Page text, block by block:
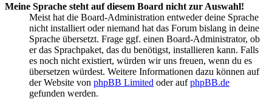
Meine Sprache steht auf diesem Board nicht zur Auswahl!
Meist hat die Board-Administration entweder deine Sprache
nicht installiert oder niemand hat das Forum bislang in deine
Sprache übersetzt. Frage ggf. einen Board-Administrator, ob
er das Sprachpaket, das du benötigst, installieren kann. Falls
es noch nicht existiert, würden wir uns freuen, wenn du es
übersetzen würdest. Weitere Informationen dazu können auf
der Website von phpBB Limited oder aufphpBB.de
gefunden werden.